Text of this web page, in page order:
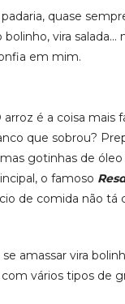
quase
bolinho, vira
em mim.
é a coisa mais
que sobrou?
gotinhas de
o famoso
de comida não tá
amassar vira
vários tipos de